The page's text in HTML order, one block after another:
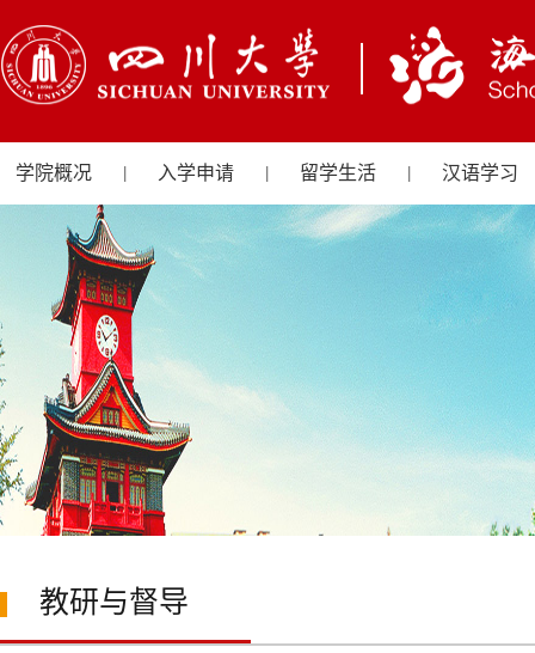
学院概况 入学申请 留学生活 汉语学习
教研与督导